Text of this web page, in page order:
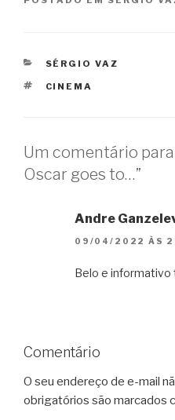
CATEGORIAS
SÉRGIO VAZ
TAGS
CINEMA
Um comentário
Oscar goes to…”
Andre
09/04/2022 ÀS
Belo e
Comentário
O seu endereço de e-mail
obrigatórios são marcados